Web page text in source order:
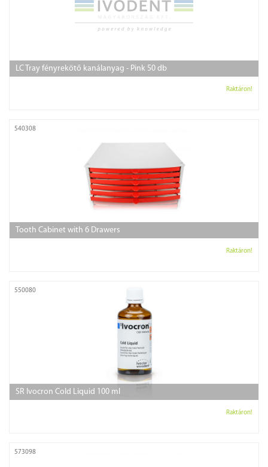
LC Tray fényrekötő kanálanyag - Pink 50 db
Raktáron!
540308
Tooth Cabinet with 6 Drawers
Raktáron!
550080
SR Ivocron Cold Liquid 100 ml
Raktáron!
573098